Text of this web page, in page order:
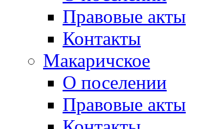
Правовые акты
Контакты
Макаричское
О поселении
Правовые акты